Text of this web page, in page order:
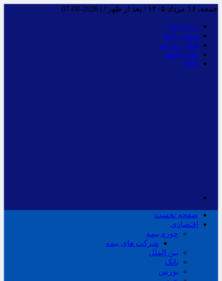
جمعه, ۱۶ مرداد ۱۴۰۵ / بعد از ظهر / |
2026-08-07
درباره ما
تماس با ما
فـال روزانـه
فال حافظ
RSS
صفحه نخست
اقتصادی
حوزه بیمه
شرکت های بیمه
بین الملل
بانک
بورس